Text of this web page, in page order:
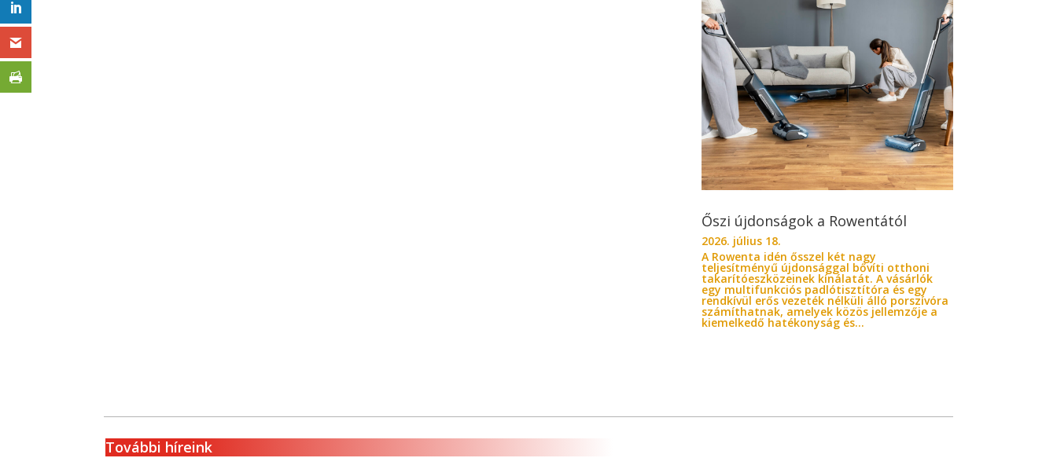
Őszi újdonságok a Rowentától
2026. július 18.
A Rowenta idén ősszel két nagy
teljesítményű újdonsággal bővíti otthoni
takarítóeszközeinek kínálatát. A vásárlók
egy multifunkciós padlótisztítóra és egy
rendkívül erős vezeték nélküli álló porszívóra
számíthatnak, amelyek közös jellemzője a
kiemelkedő hatékonyság és...
További híreink